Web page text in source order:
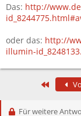
Das: http://
oder das: http://
illumin-
Erste
Für weitere